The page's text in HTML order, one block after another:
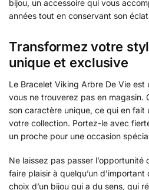
bijou, un accessoire qui vous
années tout en conservant son
Transformez votre
unique et exclusive
Le Bracelet Viking Arbre De Vie est
vous ne trouverez pas en magasin.
son caractère unique, ce qui en fait
votre collection. Portez-le avec
un proche pour une occasion
Ne laissez pas passer l’opportunité
faire plaisir à quelqu’un
choix d’un bijou qui a du sens, qui